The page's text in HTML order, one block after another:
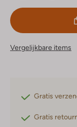
Vergelijkbare items
Gratis
Gratis